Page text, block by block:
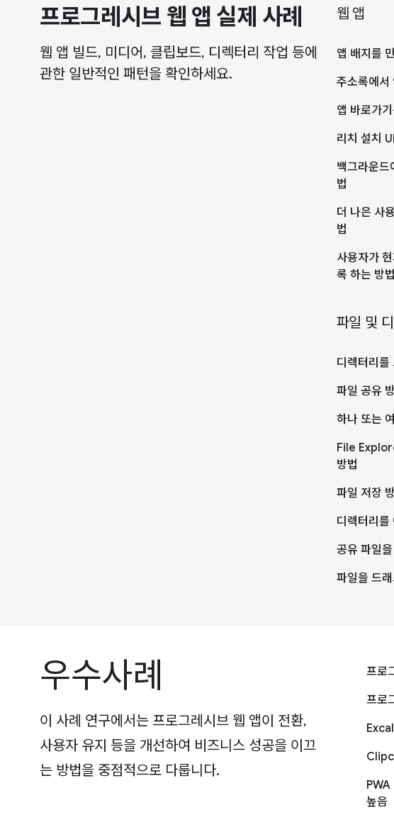
프로그레시브 웹 앱 실제 사례
웹 앱 빌드, 미디어, 클립보드, 디렉터리 작업 등에
관한 일반적인 패턴을 확인하세요.
웹 앱
앱 배지를
주소록에서
앱 바로가
리치 설치
백그라운드
법
더 나은 사
법
사용자가
록 하는 방법
파일 및
디렉터리를
파일 공유
하나 또는
File
방법
파일 저장
디렉터리를
공유 파일
파일을 드
우수사례
이 사례 연구에서는 프로그레시브 웹 앱이 전환,
사용자 유지 등을 개선하여 비즈니스 성공을 이끄
는 방법을 중점적으로 다룹니다.
프로
프로
높음